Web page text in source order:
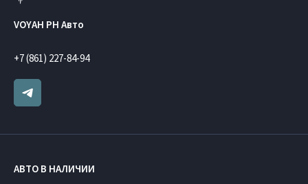
VOYAH РН Авто
+7 (861) 227-84-94
АВТО В НАЛИЧИИ